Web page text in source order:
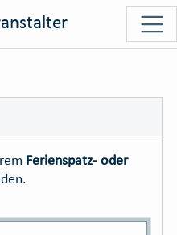
Ferienspatz- oder